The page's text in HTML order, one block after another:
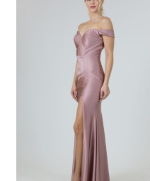
MÚLTIPLES
VARIANTES.
OPCIONES